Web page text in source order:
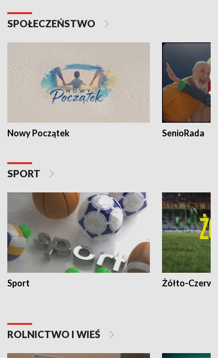
SPOŁECZEŃSTWO
Nowy Początek SenioRada
SPORT
Sport Żółto-
ROLNICTWO I WIEŚ